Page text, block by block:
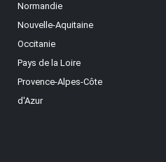
Normandie
Nouvelle-Aquitaine
Occitanie
Pays de la Loire
Provence-Alpes-Côte
d'Azur